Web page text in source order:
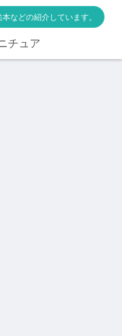
などの紹介しています。
チュア